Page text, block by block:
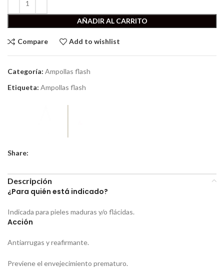
AÑADIR AL CARRITO
Compare Add to wishlist
Categoría: Ampollas flash
Etiqueta: Ampollas flash
Share:
Descripción
¿Para quién está indicado?
Indicada para pieles maduras y/o flácidas.
Acción
Antiarrugas y reafirmante.
Previene el envejecimiento prematuro.